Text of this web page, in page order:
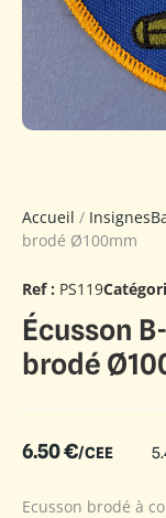
Accueil /
brodé Ø100mm
Ref : PS119
Écusson
brodé
6.50€/CEE
Ecusson brodé à